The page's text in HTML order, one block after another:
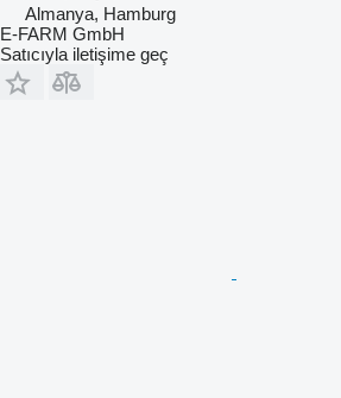
Almanya, Hamburg
E-FARM GmbH
Satıcıyla iletişime geç